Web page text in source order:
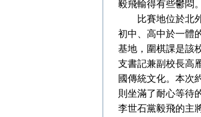
毅飛輸得有些鬱悶。
比賽地位於北外
初中、高中於一體
基地，圍棋課是該
支書記兼副校長高
國傳統文化。本次
則坐滿了耐心等待
李世石黨毅飛的主